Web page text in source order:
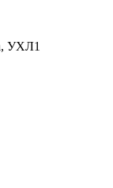
УХЛ1